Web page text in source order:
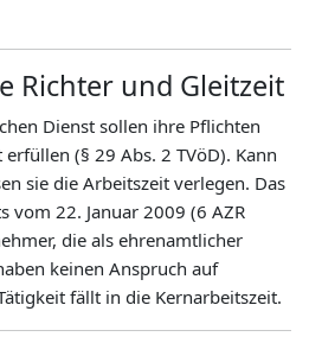
Richter und Gleitzeit
Dienst sollen ihre Pflichten
(§ 29 Abs. 2 TVöD). Kann
sie die Arbeitszeit verlegen. Das
vom 22. Januar 2009 (6 AZR
die als ehrenamtlicher
keinen Anspruch auf
fällt in die Kernarbeitszeit.